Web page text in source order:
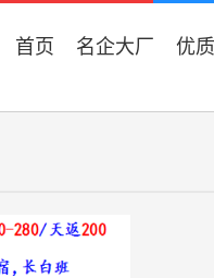
首页 名企大厂 优